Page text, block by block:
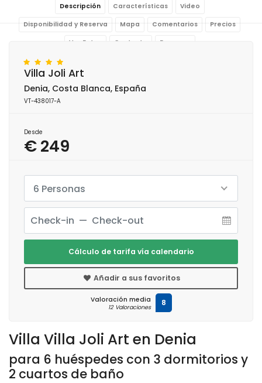
Descripción Características Video
Disponibilidad y Reserva Mapa Comentarios Precios
Ver Fotos Contacto Reservar
Villa Villa Joli Art en Denia
para 6 huéspedes con 3 dormitorios y
2 cuartos de baño
Villa Joli Art
Denia, Costa Blanca, España
VT-438017-A
Desde
€ 249
6 Personas
Cálculo de tarifa vía calendario
Añadir a sus favoritos
Valoración media
12 Valoraciones 8